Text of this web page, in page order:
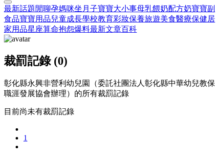
最新話題 閒聊孕媽咪坐月子寶寶大小事母乳餵奶配方奶寶寶副
食品寶寶用品兒童成長學校教育彩妝保養旅遊美食醫療保健居
家用品星座算命抱怨爆料最新文章百科
裁罰記錄 (0)
彰化縣永興非營利幼兒園（委託社團法人彰化縣中華幼兒教保
職涯發展協會辦理）的所有裁罰記錄
目前尚未有裁罰記錄
1